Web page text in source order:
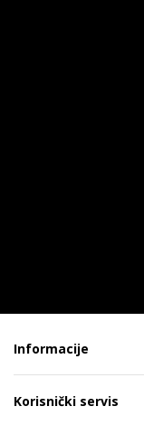
Informacije
Korisnički servis